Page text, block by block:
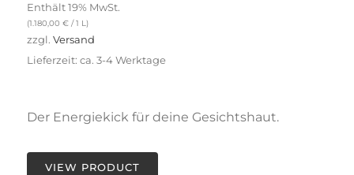
Enthält 19% MwSt.
(1.180,00€ / 1 L)
zzgl.Versand
Lieferzeit: ca. 3-4 Werktage
Der Energiekick für deine Gesichtshaut.
VIEW PRODUCT